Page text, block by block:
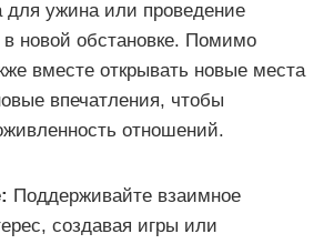
для ужина или проведение
новой обстановке. Помимо
вместе открывать новые места
впечатления, чтобы
отношений.
Поддерживайте взаимное
создавая игры или